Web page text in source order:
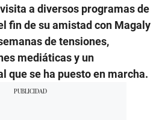
a diversos programas de
fin de su amistad con Magaly
de tensiones,
mediáticas y un
que se ha puesto en marcha.